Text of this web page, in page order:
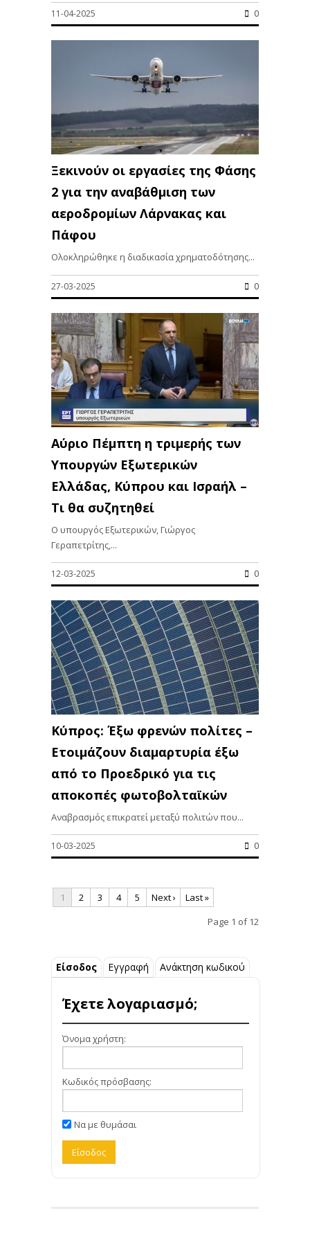
11-04-2025 0
Ξεκινούν οι εργασίες της Φάσης
2 για την αναβάθμιση των
αεροδρομίων Λάρνακας και
Πάφου
Ολοκληρώθηκε η διαδικασία χρηματοδότησης...
27-03-2025 0
Αύριο Πέμπτη η τριμερής των
Υπουργών Εξωτερικών
Ελλάδας, Κύπρου και Ισραήλ –
Τι θα συζητηθεί
Ο υπουργός Εξωτερικών, Γιώργος
Γεραπετρίτης,...
12-03-2025 0
Κύπρος: Έξω φρενών πολίτες –
Ετοιμάζουν διαμαρτυρία έξω
από το Προεδρικό για τις
αποκοπές φωτοβολταϊκών
Αναβρασμός επικρατεί μεταξύ πολιτών που...
10-03-2025 0
1 2 3 4 5 Next ›
Last »
Page 1 of 12
Είσοδος Εγγραφή Ανάκτηση κωδικού
Έχετε λογαριασμό;
Όνομα χρήστη:
Κωδικός πρόσβασης:
Να με θυμάσαι